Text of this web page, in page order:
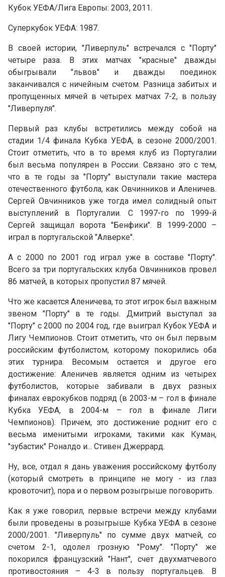
Кубок УЕФА/Лига Европы: 2003, 2011.
Суперкубок УЕФА: 1987.
В своей истории, "Ливерпуль" встречался с "Порту"
четыре раза. В этих матчах "красные" дважды
обыгрывали "львов" и дважды поединок
заканчивался с ничейным счетом. Разница забитых и
пропущенных мячей в четырех матчах 7-2, в пользу
"Ливерпуля".
Первый раз клубы встретились между собой на
стадии 1/4 финала Кубка УЕФА, в сезоне 2000/2001.
Стоит отметить, что в то время клуб из Португалии
был весьма популярен в России. Связано это с тем,
что в те годы за "Порту" выступали такие мастера
отечественного футбола, как Овчинников и Аленичев.
Сергей Овчинников уже тогда имел солидный опыт
выступлений в Португалии. С 1997-го по 1999-й
Сергей защищал ворота "Бенфики". В 1999-2000 –
играл в португальской "Алверке".
А с 2000 по 2001 год играл уже в составе "Порту".
Всего за три португальских клуба Овчинников провел
86 матчей, в которых пропустил 87 мячей.
Что же касается Аленичева, то этот игрок был важным
звеном "Порту" в те годы. Дмитрий выступал за
"Порту" с 2000 по 2004 год, где выиграл Кубок УЕФА и
Лигу Чемпионов. Стоит отметить, что он был первым
российским футболистом, которому покорились оба
этих турнира. Весомым остается и другое его
достижение: Аленичев является одним из четырех
футболистов, которые забивали в двух разных
финалах еврокубков подряд (в 2003-м – гол в финале
Кубка УЕФА, в 2004-м – гол в финале Лиги
Чемпионов). Причем, это достижение роднит его с
весьма именитыми игроками, такими как Куман,
"зубастик" Роналдо и... Стивен Джеррард.
Ну, все, отдал я дань уважения российскому футболу
(который смотреть в принципе не могу - из глаз
кровоточит), пора и о первом розыгрыше поговорить.
Как я уже говорил, первые встречи между клубами
были проведены в розыгрыше Кубка УЕФА в сезоне
2000/2001. "Ливерпуль" по сумме двух матчей, со
счетом 2-1, одолел грозную "Рому". "Порту" же
покорился французский "Нант", счет двухматчевого
противостояния – 4-3 в пользу португальцев. В